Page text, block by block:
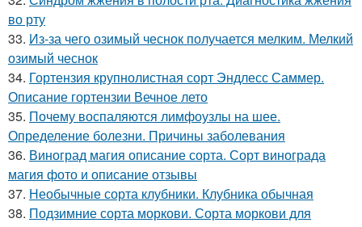
во рту
33. Из-за чего озимый чеснок получается мелким. Мелкий
озимый чеснок
34. Гортензия крупнолистная сорт Эндлесс Саммер.
Описание гортензии Вечное лето
35. Почему воспаляются лимфоузлы на шее.
Определение болезни. Причины заболевания
36. Виноград магия описание сорта. Сорт винограда
магия фото и описание отзывы
37. Необычные сорта клубники. Клубника обычная
38. Подзимние сорта моркови. Сорта моркови для